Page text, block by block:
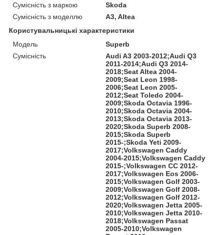
Сумісність з маркою
Skoda
Сумісність з моделлю
A3, Altea
Користувальницькі характеристики
Мoдель
Superb
Сумісність
Audi A3 2003-2012;Audi Q3
2011-2014;Audi Q3 2014-
2018;Seat Altea 2004-
2009;Seat Leon 1998-
2006;Seat Leon 2005-
2012;Seat Toledo 2004-
2009;Skoda Octavia 1996-
2010;Skoda Octavia 2004-
2013;Skoda Octavia 2013-
2020;Skoda Superb 2008-
2015;Skoda Superb
2015-;Skoda Yeti 2009-
2017;Volkswagen Caddy
2004-2015;Volkswagen Caddy
2015-;Volkswagen CC 2012-
2017;Volkswagen Eos 2006-
2015;Volkswagen Golf 2003-
2009;Volkswagen Golf 2008-
2012;Volkswagen Golf 2012-
2020;Volkswagen Jetta 2005-
2010;Volkswagen Jetta 2010-
2018;Volkswagen Passat
2005-2010;Volkswagen